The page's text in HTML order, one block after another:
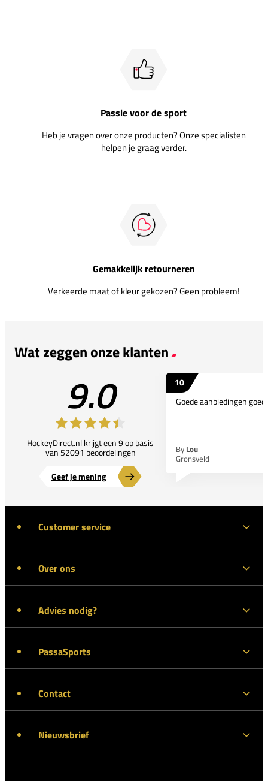
Passie voor de sport
Heb je vragen over onze producten? Onze specialisten
helpen je graag verder.
Gemakkelijk retourneren
Verkeerde maat of kleur gekozen? Geen probleem!
Wat zeggen onze klanten
9.0
HockeyDirect.nl krijgt een 9 op basis
van 52091 beoordelingen
Geef je mening
10
Goede aanbiedingen
By Lou
Gronsveld
Customer service
Over ons
Advies nodig?
PassaSports
Contact
Nieuwsbrief